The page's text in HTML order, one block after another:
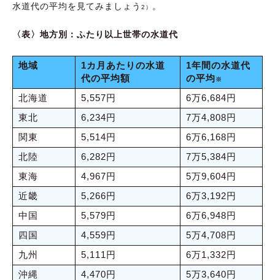
水道代の平均を見てみましょう 2） 。
〈表〉地方別：ふたり以上世帯の水道代
地域
1カ月あたりの水道
代の平均額
1年間の水道代
の平均※
北海道 5,557円
6万6,684円
東北
6,234円
7万4,808円
関東
5,514円
6万6,168円
北陸
6,282円
7万5,384円
東海
4,967円
5万9,604円
近畿
5,266円
6万3,192円
中国
5,579円
6万6,948円
四国
4,559円
5万4,708円
九州
5,111円
6万1,332円
沖縄
4,470円 5万3,640円